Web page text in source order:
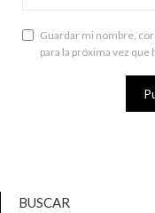
Guardar mi nombre,
para la próxima vez que
BUSCAR